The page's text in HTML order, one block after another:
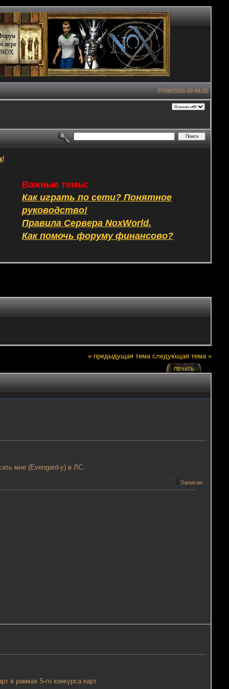
07/08/2026 00:48:25
!
Важные темы:
Как играть по сети? Понятное
руководство!
Правила Сервера NoxWorld.
Как помочь форуму финансово?
« предыдущая тема следующая тема »
ПЕЧАТЬ
мне (Evengard-у) в ЛС.
Записан
в рамках 5-го конкурса карт.